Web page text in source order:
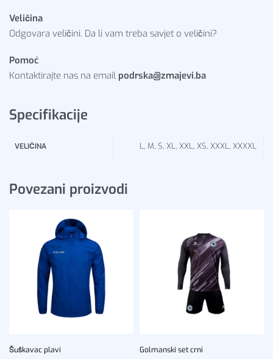
Veličina
Odgovara veličini. Da li vam treba savjet o veličini?
Pomoć
Kontaktirajte nas na email podrska@zmajevi.ba
Specifikacije
VELIČINA L, M, S, XL, XXL, XS, XXXL, XXXXL
Povezani proizvodi
Šuškavac plavi Golmanski set crni